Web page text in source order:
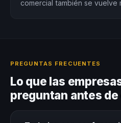
comercial también se vuelve
PREGUNTAS FRECUENTES
Lo que las
preguntan antes